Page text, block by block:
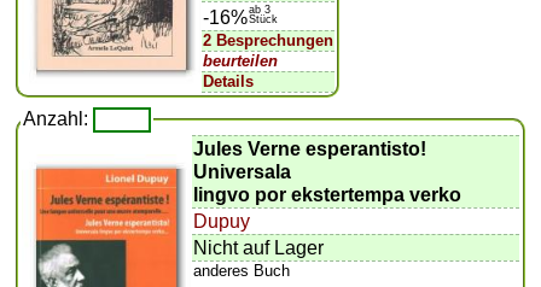
-16%ab 3
Stück
2 Besprechungen
beurteilen
Details
Anzahl:
Jules Verne esperantisto!
Universala
lingvo por ekstertempa verko
Dupuy
Nicht auf Lager
anderes Buch